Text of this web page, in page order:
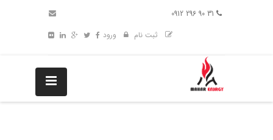
ثبت نام
ورود